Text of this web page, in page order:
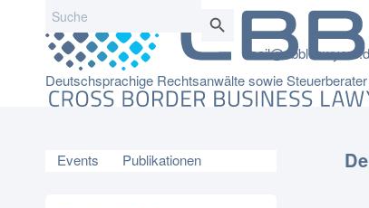
for:
mail@cbbl-
Events Publikationen
Deutschsprachige Rechtsanwälte sowie